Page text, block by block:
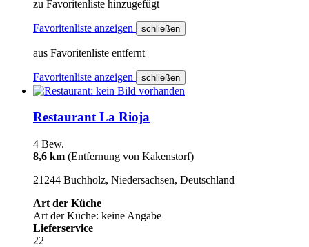
zu Favoritenliste hinzugefügt
Favoritenliste anzeigen schließen
aus Favoritenliste entfernt
Favoritenliste anzeigen schließen
Restaurant La Rioja
4 Bew.
8,6 km (Entfernung von Kakenstorf)
21244 Buchholz, Niedersachsen, Deutschland
Art der Küche
Art der Küche: keine Angabe
Lieferservice
22